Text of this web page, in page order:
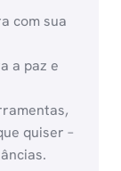
com sua
a paz e
quiser –